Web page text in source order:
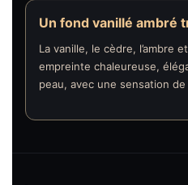
Un fond vanillé ambré
La vanille, le cèdre, l’ambre
empreinte chaleureuse,
peau, avec une sensation